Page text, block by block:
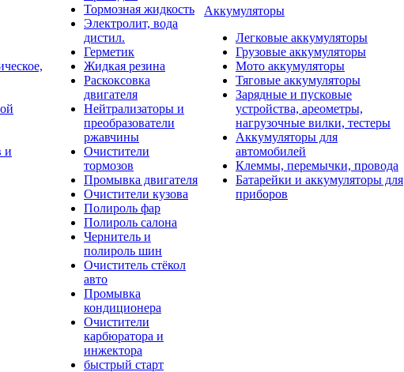
и
Тормозная жидкость
Электролит, вода
дистил.
Герметик
Жидкая резина
Раскоксовка
двигателя
Нейтрализаторы и
преобразователи
ржавчины
Очистители
тормозов
Промывка двигателя
Очистители кузова
Полироль фар
Полироль салона
Чернитель и
полироль шин
Очиститель стёкол
авто
Промывка
кондиционера
Очистители
карбюратора и
инжектора
быстрый старт
Аккумуляторы
Легковые аккумуляторы
Грузовые аккумуляторы
Мото аккумуляторы
Тяговые аккумуляторы
Зарядные и пусковые
устройства, ареометры,
нагрузочные вилки, тестеры
Аккумуляторы для
автомобилей
Клеммы, перемычки, провода
Батарейки и аккумуляторы для
приборов